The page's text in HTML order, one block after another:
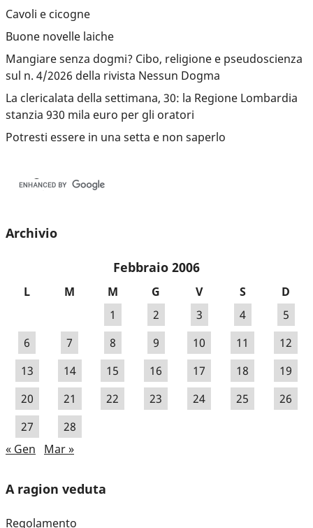
Cavoli e cicogne
Buone novelle laiche
Mangiare senza dogmi? Cibo, religione e pseudoscienza
sul n. 4/2026 della rivista Nessun Dogma
La clericalata della settimana, 30: la Regione Lombardia
stanzia 930 mila euro per gli oratori
Potresti essere in una setta e non saperlo
Archivio
Febbraio 2006
L M M G V S
D
1
2 3 4
5
6
7 8 9 10 11
12
13
14 15 16 17 18
19
20
21 22 23 24 25
26
27
28
« Gen
Mar »
A ragion veduta
Regolamento